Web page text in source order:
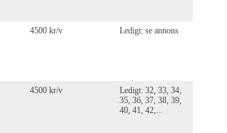
4500 kr/v Ledigt: se annons
4500 kr/v
Ledigt: 32, 33, 34,
35, 36, 37, 38, 39,
40, 41, 42,...